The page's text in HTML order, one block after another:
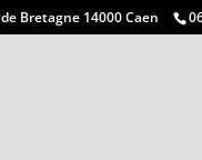
Bretagne 14000 Caen